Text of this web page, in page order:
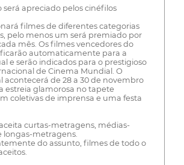
será apreciado pelos cinéfilos
filmes de diferentes categorias
pelo menos um será premiado por
mês. Os filmes vencedores do
automaticamente para a
e serão indicados para o prestigioso
de Cinema Mundial. O
acontecerá de 28 a 30 de novembro
estreia glamorosa no tapete
coletivas de imprensa e uma festa
curtas-metragens, médias-
longas-metragens.
do assunto, filmes de todo o